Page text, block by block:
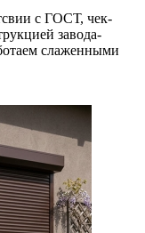
с ГОСТ, чек-
завода-
слаженными